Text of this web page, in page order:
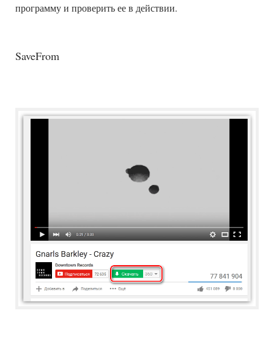
программу и проверить ее в действии.
SaveFrom